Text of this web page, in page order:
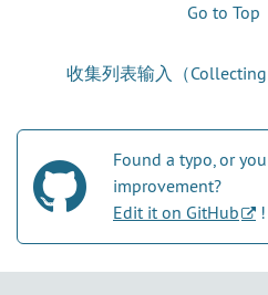
Go to Top
收集列表输入（Collecting
Found a typo, or
improvement?
Edit it on GitHub
!